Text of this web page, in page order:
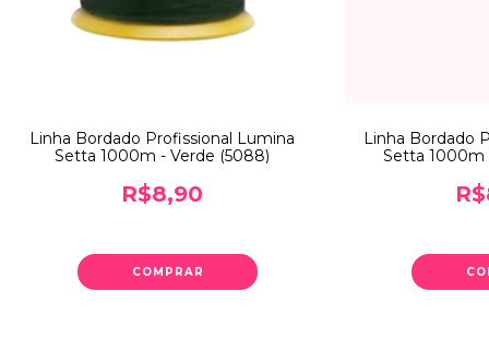
Linha Bordado Profissional Lumina
Setta 1000m - Verde (5088)
R$8,90
COMPRAR
Linha Bordado
Setta 1000m